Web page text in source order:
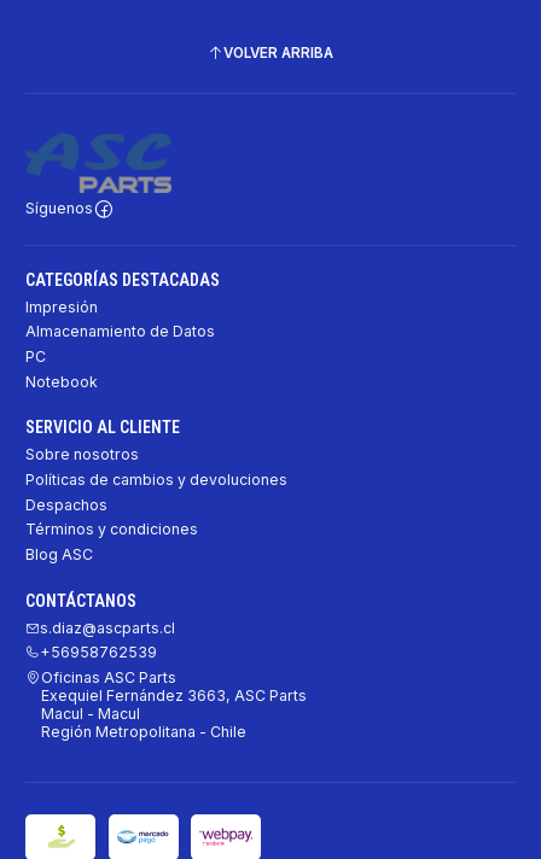
VOLVER ARRIBA
Síguenos
CATEGORÍAS DESTACADAS
Impresión
Almacenamiento de Datos
PC
Notebook
SERVICIO AL CLIENTE
Sobre nosotros
Políticas de cambios y devoluciones
Despachos
Términos y condiciones
Blog ASC
CONTÁCTANOS
s.diaz@ascparts.cl
+56958762539
Oficinas ASC Parts
Exequiel Fernández 3663, ASC Parts
Macul - Macul
Región Metropolitana - Chile